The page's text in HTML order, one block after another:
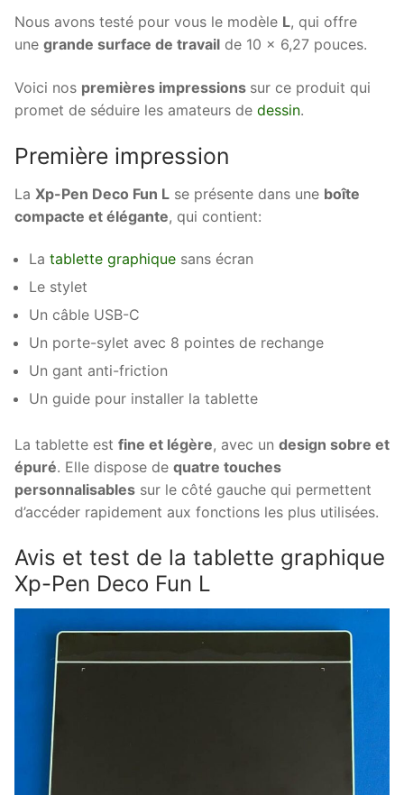
Nous avons testé pour vous le modèle L, qui offre
une grande surface de travail de 10 x 6,27 pouces.
Voici nos premières impressions sur ce produit qui
promet de séduire les amateurs de dessin.
Première impression
La Xp-Pen Deco Fun L se présente dans une boîte
compacte et élégante, qui contient:
La tablette graphique sans écran
Le stylet
Un câble USB-C
Un porte-sylet avec 8 pointes de rechange
Un gant anti-friction
Un guide pour installer la tablette
La tablette est fine et légère, avec un design sobre et
épuré. Elle dispose de quatre touches
personnalisables sur le côté gauche qui permettent
d’accéder rapidement aux fonctions les plus utilisées.
Avis et test de la tablette graphique
Xp-Pen Deco Fun L